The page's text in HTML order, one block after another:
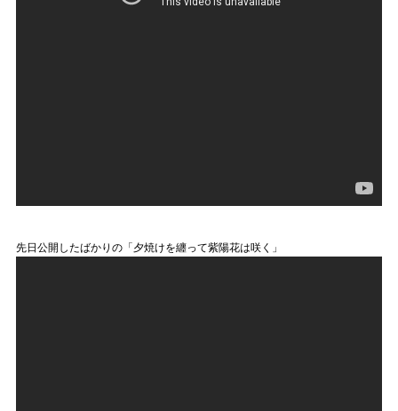
先日公開したばかりの「夕焼けを纏って紫陽花は咲く」